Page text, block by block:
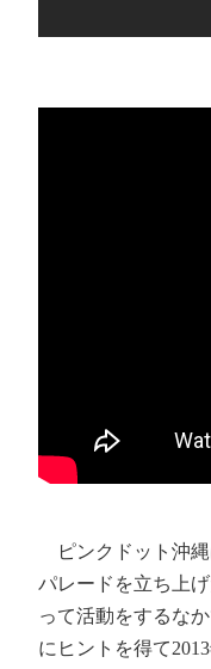
ピンクドット沖縄
パレードを立ち上
って活動をするな
にヒントを得て